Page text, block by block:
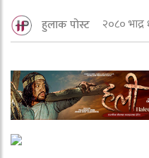
हुलाक पोस्ट २०८०